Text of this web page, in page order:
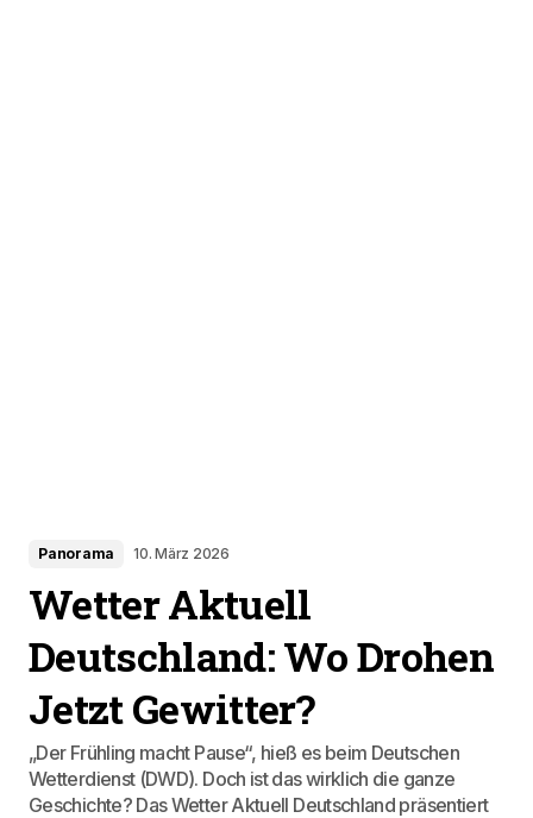
Panorama 10. März 2026
Wetter Aktuell
Deutschland: Wo Drohen
Jetzt Gewitter?
„Der Frühling macht Pause“, hieß es beim Deutschen
Wetterdienst (DWD). Doch ist das wirklich die ganze
Geschichte? Das Wetter Aktuell Deutschland präsentiert